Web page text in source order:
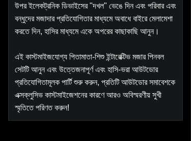
উপর ইলেকট্রনিক ডিভাইসের "দখল" ভেঙে দিন এবং পরিবার এবং
বন্ধুদের মজাদার প্রতিযোগিতার মাধ্যমে অবাধে বাইরে মেলামেশা
করতে দিন, হাসির মাধ্যমে একে অপরের কাছাকাছি আনুন।
এই কাস্টমাইজযোগ্য পিতামাতা-শিশু ইন্টারেক্টিভ মজার পিনবল
সেটটি আনুন এবং উত্তেজনাপূর্ণ এবং হাসি-ভরা আউটডোর
প্রতিযোগিতামূলক পার্টি শুরু করুন, প্রতিটি আউটডোর সমাবেশকে
এক্সক্লুসিভ কাস্টমাইজেশনের কারণে আরও অবিস্মরণীয় সুখী
স্মৃতিতে পরিণত করুন!